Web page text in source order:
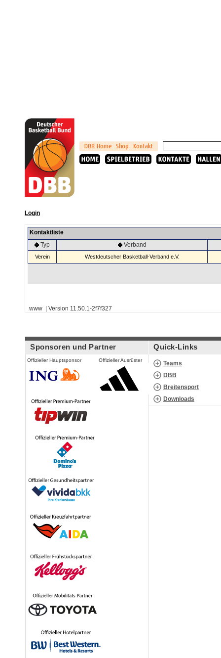
Login
Kontaktliste
Typ
Verband
Verein Westdeutscher Basketball-Verband e.V.
www | Version 11.50.1-2f7f327
Sponsoren und Partner
Offizieller Hauptsponsor Offizieller Ausrüster
Quick-Links
Teams
DBB
Breitensport
Downloads